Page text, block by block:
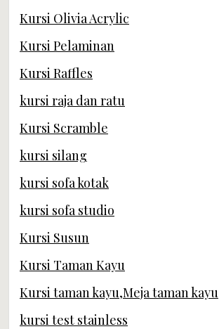
Kursi Olivia Acrylic
Kursi Pelaminan
Kursi Raffles
kursi raja dan ratu
Kursi Scramble
kursi silang
kursi sofa kotak
kursi sofa studio
Kursi Susun
Kursi Taman Kayu
Kursi taman kayu,Meja taman kayu
kursi test stainless